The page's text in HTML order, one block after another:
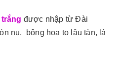
trắng được nhập từ Đài
nụ, bông hoa to lâu tàn, lá